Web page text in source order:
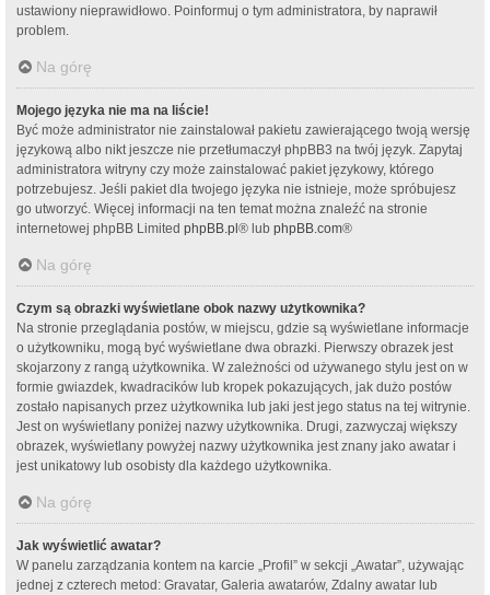
ustawiony nieprawidłowo. Poinformuj o tym administratora, by naprawił
problem.
Na górę
Mojego języka nie ma na liście!
Być może administrator nie zainstalował pakietu zawierającego twoją wersję
językową albo nikt jeszcze nie przetłumaczył phpBB3 na twój język. Zapytaj
administratora witryny czy może zainstalować pakiet językowy, którego
potrzebujesz. Jeśli pakiet dla twojego języka nie istnieje, może spróbujesz
go utworzyć. Więcej informacji na ten temat można znaleźć na stronie
internetowej phpBB Limited phpBB.pl® lub phpBB.com®
Na górę
Czym są obrazki wyświetlane obok nazwy użytkownika?
Na stronie przeglądania postów, w miejscu, gdzie są wyświetlane informacje
o użytkowniku, mogą być wyświetlane dwa obrazki. Pierwszy obrazek jest
skojarzony z rangą użytkownika. W zależności od używanego stylu jest on w
formie gwiazdek, kwadracików lub kropek pokazujących, jak dużo postów
zostało napisanych przez użytkownika lub jaki jest jego status na tej witrynie.
Jest on wyświetlany poniżej nazwy użytkownika. Drugi, zazwyczaj większy
obrazek, wyświetlany powyżej nazwy użytkownika jest znany jako awatar i
jest unikatowy lub osobisty dla każdego użytkownika.
Na górę
Jak wyświetlić awatar?
W panelu zarządzania kontem na karcie „Profil” w sekcji „Awatar”, używając
jednej z czterech metod: Gravatar, Galeria awatarów, Zdalny awatar lub